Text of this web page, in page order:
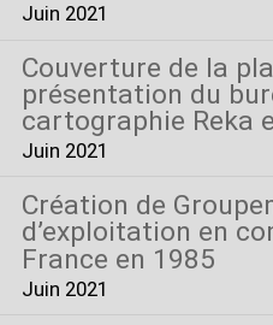
Juin 2021
Couverture de la
présentation du
cartographie Reka
Juin 2021
Création de
d’exploitation en
France en 1985
Juin 2021